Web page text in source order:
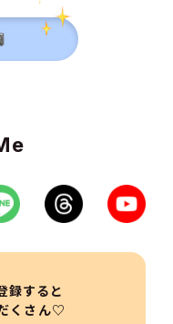
録すると
くさん♡